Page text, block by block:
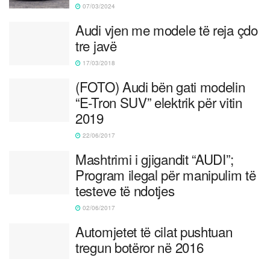
07/03/2024
Audi vjen me modele të reja çdo
tre javë
17/03/2018
(FOTO) Audi bën gati modelin
“E-Tron SUV” elektrik për vitin
2019
22/06/2017
Mashtrimi i gjigandit “AUDI”;
Program ilegal për manipulim të
testeve të ndotjes
02/06/2017
Automjetet të cilat pushtuan
tregun botëror në 2016